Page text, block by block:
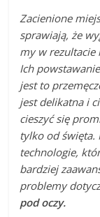
Zacienione
sprawiają, że
my w rezultacie
Ich
jest to
jest delikatna i
cieszyć się
tylko od święta.
technologie,
bardziej
problemy
pod oczy.